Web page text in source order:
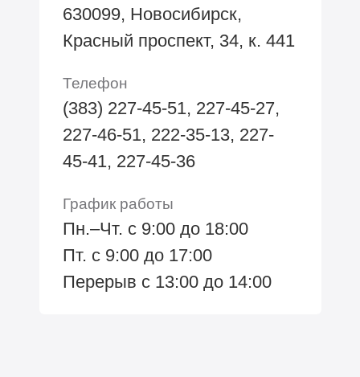
630099, Новосибирск,
Красный проспект, 34, к. 441
Телефон
(383) 227-45-51, 227-45-27,
227-46-51, 222-35-13, 227-
45-41, 227-45-36
График работы
Пн.–Чт. с 9:00 до 18:00
Пт. с 9:00 до 17:00
Перерыв с 13:00 до 14:00